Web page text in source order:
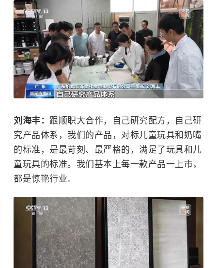
刘海丰： 跟顺职大合作，自己研究配方，自己研
究产品体系，我们的产品，对标儿童玩具和奶嘴
的标准，是最苛刻、最严格的，满足了玩具和儿
童玩具的标准。我们基本上每一款产品一上市，
都是惊艳行业。